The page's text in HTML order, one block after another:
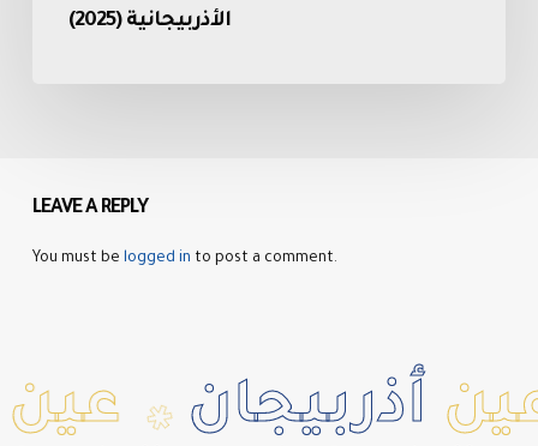
الثقافة
الأذربيجانية (2025)
LEAVE A REPLY
You must be logged in to post a comment.
عين ✱ أذربيجان